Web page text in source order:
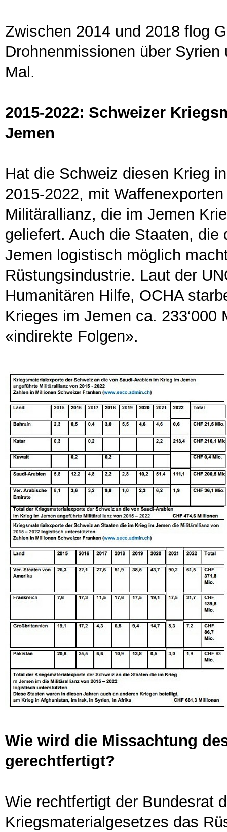
Zwischen 2014 und 2018 flog
Drohnenmissionen über
Mal.
2015-2022: Schweizer
Jemen
Hat die Schweiz diesen Krieg
2015-2022, mit
Militärallianz, die im Jemen
geliefert. Auch die Staaten,
Jemen logistisch möglich
Rüstungsindustrie. Laut der
Humanitären Hilfe, OCHA
Krieges im Jemen ca.
«indirekte Folgen».
Wie wird die Missachtung
gerechtfertigt?
Wie rechtfertigt der Bundesrat
Kriegsmaterialgesetzes das